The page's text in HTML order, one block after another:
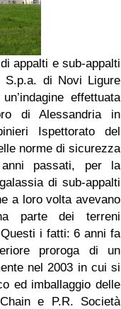
appalti e sub-appalti
S.p.a. di Novi Ligure
effettuata
di Alessandria in
Ispettorato del
norme di sicurezza
passati, per la
di sub-appalti
a loro volta avevano
parte dei terreni
i fatti: 6 anni fa
proroga di un
nel 2003 in cui si
ed imballaggio delle
e P.R. Società